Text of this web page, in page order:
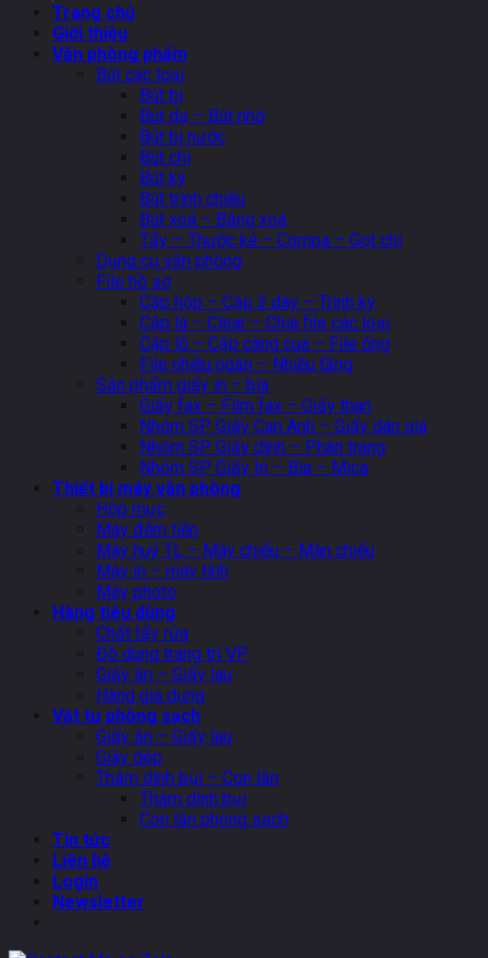
Trang chủ
Giới thiệu
Văn phòng phẩm
Bút các loại
Bút bi
Bút dạ – Bút nhớ
Bút bi nước
Bút chì
Bút ký
Bút trình chiếu
Bút xoá – Băng xoá
Tẩy – Thước kẻ – Compa – Gọt chì
Dụng cụ văn phòng
File hồ sơ
Cặp hộp – Cặp 3 dây – Trình ký
Cặp lá – Clear – Chia file các loại
Cặp lỗ – Cặp càng cua – File ống
File nhiều ngăn – Nhiều tầng
Sản phẩm giấy in – bìa
Giấy fax – Film fax – Giấy than
Nhóm SP Giấy Can Anh – Giấy dán giá
Nhóm SP Giấy dính – Phân trang
Nhóm SP Giấy In – Bìa – Mica
Thiết bị máy văn phòng
Hộp mực
Máy đếm tiền
Máy huỷ TL – Máy chiếu – Màn chiếu
Máy in – máy tính
Máy photo
Hàng tiêu dùng
Chất tẩy rửa
Đồ dùng trang trí VP
Giấy ăn – Giấy lau
Hàng gia dụng
Vật tư phòng sạch
Giấy ăn – Giấy lau
Giày dép
Thảm dính bụi – Con lăn
Thảm dính bụi
Con lăn phòng sạch
Tin tức
Liên hệ
Login
Newsletter